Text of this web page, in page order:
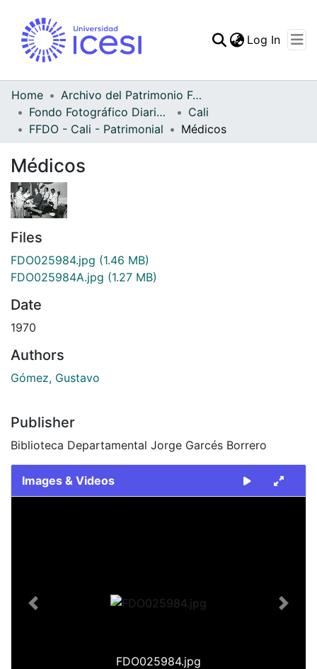
Statistics
Log In
Home
Archivo del Patrimonio Fotográfico y Fílmico del Valle del Cauca
Fondo Fotográfico Diario Occidente
Cali
FFDO - Cali - Patrimonial
Médicos
Médicos
Files
FDO025984.jpg (1.46 MB)
FDO025984A.jpg (1.27 MB)
Date
1970
Authors
Gómez, Gustavo
Publisher
Biblioteca Departamental Jorge Garcés Borrero
Images & Videos
FDO025984.jpg
Previous Next